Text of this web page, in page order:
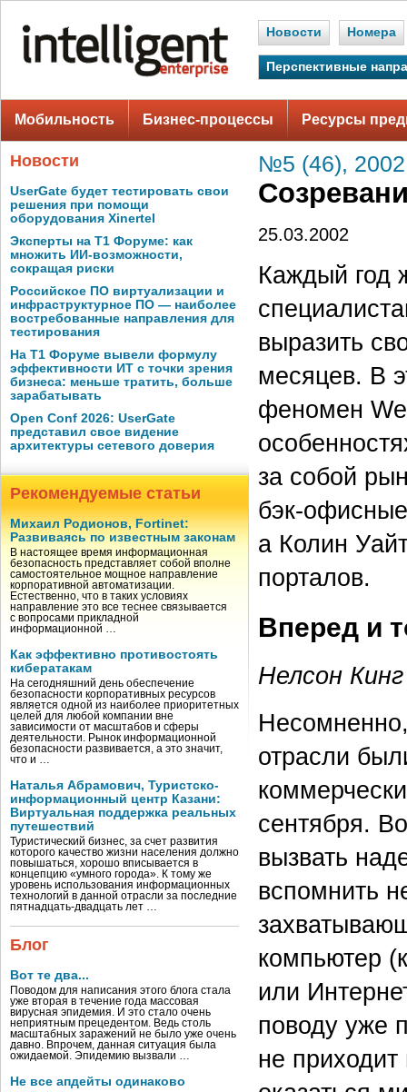
Новости Номера
Перспективные
Мобильность Бизнес-процессы Ресурсы
Новости
UserGate будет тестировать свои
решения при помощи
оборудования Xinertel
Эксперты на Т1 Форуме: как
множить ИИ-возможности,
сокращая риски
Российское ПО виртуализации и
инфраструктурное ПО — наиболее
востребованные направления для
тестирования
На Т1 Форуме вывели формулу
эффективности ИТ с точки зрения
бизнеса: меньше тратить, больше
зарабатывать
Open Conf 2026: UserGate
представил свое видение
архитектуры сетевого доверия
Рекомендуемые статьи
Михаил Родионов, Fortinet:
Развиваясь по известным законам
В настоящее время информационная
безопасность представляет собой вполне
самостоятельное мощное направление
корпоративной автоматизации.
Естественно, что в таких условиях
направление это все теснее связывается
с вопросами прикладной
информационной …
Как эффективно противостоять
кибератакам
На сегодняшний день обеспечение
безопасности корпоративных ресурсов
является одной из наиболее приоритетных
целей для любой компании вне
зависимости от масштабов и сферы
деятельности. Рынок информационной
безопасности развивается, а это значит,
что и …
Наталья Абрамович, Туристско-
информационный центр Казани:
Виртуальная поддержка реальных
путешествий
Туристический бизнес, за счет развития
которого качество жизни населения должно
повышаться, хорошо вписывается в
концепцию «умного города». К тому же
уровень использования информационных
технологий в данной отрасли за последние
пятнадцать-двадцать лет …
Блог
Вот те два...
Поводом для написания этого блога стала
уже вторая в течение года массовая
вирусная эпидемия. И это стало очень
неприятным прецедентом. Ведь столь
масштабных заражений не было уже очень
давно. Впрочем, данная ситуация была
ожидаемой. Эпидемию вызвали …
Не все апдейты одинаково
№5 (46), 2002
25.03.2002
Каждый год
выразить
месяцев. В
феномен
за собой
бэк-
а Колин
порталов.
Вперед и
Нелсон Кинг
отрасли
сентября.
вызвать
вспомнить
компьютер
или
поводу уже
не